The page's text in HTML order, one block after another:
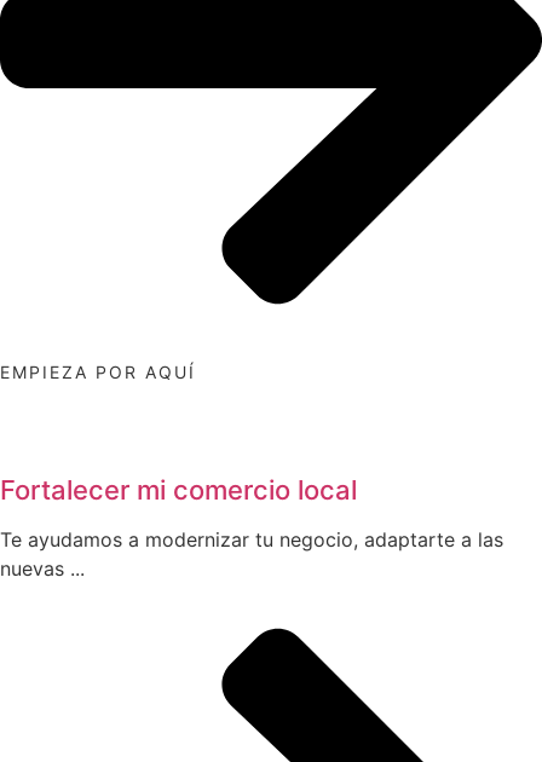
EMPIEZA POR AQUÍ
Fortalecer mi comercio local
Te ayudamos a modernizar tu negocio, adaptarte a las
nuevas ...